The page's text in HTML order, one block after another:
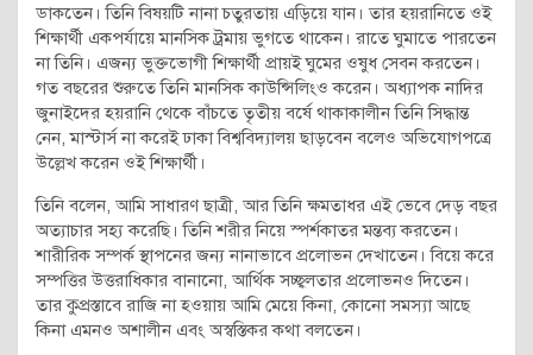
ডাকতেন। তিনি বিষয়টি নানা চতুরতায় এড়িয়ে যান। তার হয়রানিতে ওই
শিক্ষার্থী একপর্যায়ে মানসিক ট্রমায় ভুগতে থাকেন। রাতে ঘুমাতে পারতেন
না তিনি। এজন্য ভুক্তভোগী শিক্ষার্থী প্রায়ই ঘুমের ওষুধ সেবন করতেন।
গত বছরের শুরুতে তিনি মানসিক কাউন্সিলিংও করেন। অধ্যাপক নাদির
জুনাইদের হয়রানি থেকে বাঁচতে তৃতীয় বর্ষে থাকাকালীন তিনি সিদ্ধান্ত
নেন, মাস্টার্স না করেই ঢাকা বিশ্ববিদ্যালয় ছাড়বেন বলেও অভিযোগপত্রে
‍উল্লেখ করেন ওই শিক্ষার্থী।
তিনি বলেন, আমি সাধারণ ছাত্রী, আর তিনি ক্ষমতাধর এই ভেবে দেড় বছর
অত্যাচার সহ্য করেছি। তিনি শরীর নিয়ে স্পর্শকাতর মন্তব্য করতেন।
শারীরিক সম্পর্ক স্থাপনের জন্য নানাভাবে প্রলোভন দেখাতেন। বিয়ে করে
সম্পত্তির উত্তরাধিকার বানানো, আর্থিক সচ্ছ্বলতার প্রলোভনও দিতেন।
তার কুপ্রস্তাবে রাজি না হওয়ায় আমি মেয়ে কিনা, কোনো সমস্যা আছে
কিনা এমনও অশালীন এবং অস্বস্তিকর কথা বলতেন।